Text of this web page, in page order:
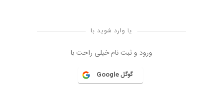
یا وارد شوید با
ورود و ثبت نام خیلی راحت با
گوگل Google